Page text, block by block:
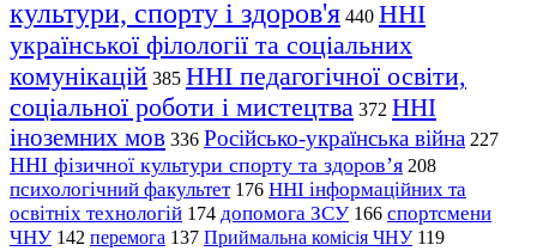
культури, спорту і здоров'я 440 ННІ
української філології та соціальних
комунікацій 385 ННІ педагогічної освіти,
соціальної роботи і мистецтва 372 ННІ
іноземних мов 336 Російсько-українська війна 227
ННІ фізичної культури спорту та здоров’я 208
психологічний факультет 176 ННІ інформаційних та
освітніх технологій 174 допомога ЗСУ 166 спортсмени
ЧНУ 142 перемога 137 Приймальна комісія ЧНУ 119